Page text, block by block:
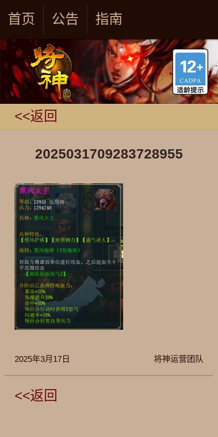
首页 公告 指南
<<返回
2025031709283728955
将神运营团队
2025年3月17日
<<返回